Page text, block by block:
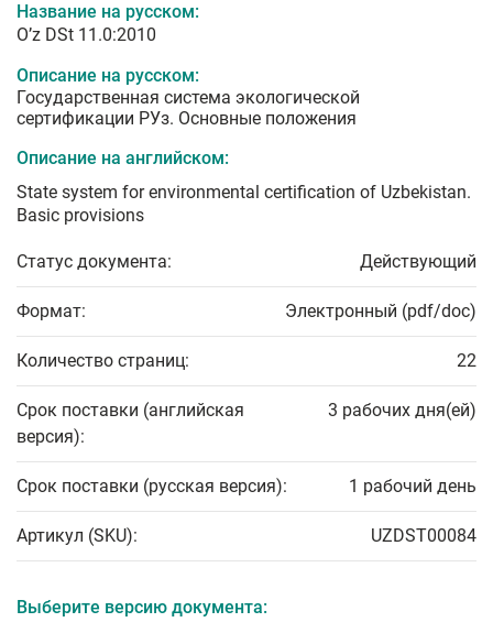
Название на русском:
O’z DSt 11.0:2010
Описание на русском:
Государственная система экологической
сертификации РУз. Основные положения
Описание на английском:
State system for environmental certification of Uzbekistan.
Basic provisions
Статус документа: Действующий
Формат: Электронный (pdf/doc)
Количество страниц: 22
Срок поставки (английская
версия):
3 рабочих дня(ей)
Срок поставки (русская версия): 1 рабочий день
Артикул (SKU): UZDST00084
Выберите версию документа: